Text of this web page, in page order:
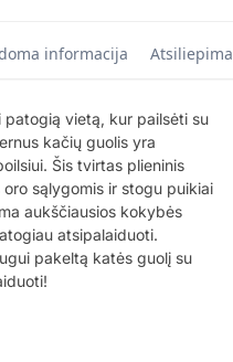
informacija
patogią vietą, kur pailsėti su
kačių guolis yra
Šis tvirtas plieninis
sąlygomis ir stogu puikiai
aukščiausios kokybės
atsipalaiduoti.
pakeltą katės guolį su